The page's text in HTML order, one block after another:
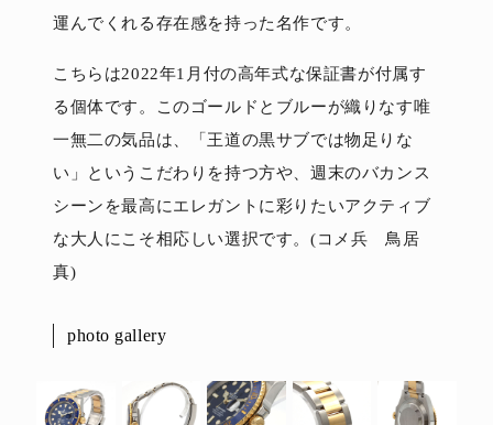
運んでくれる存在感を持った名作です。
こちらは2022年1月付の高年式な保証書が付属す
る個体です。このゴールドとブルーが織りなす唯
一無二の気品は、「王道の黒サブでは物足りな
い」というこだわりを持つ方や、週末のバカンス
シーンを最高にエレガントに彩りたいアクティブ
な大人にこそ相応しい選択です。(コメ兵 鳥居
真)
photo gallery